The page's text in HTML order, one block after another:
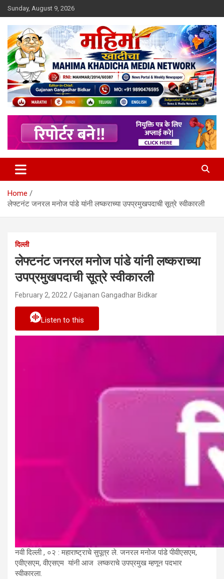
Skip
to
content
Sunday, August 9, 2026
Mahimakhadicha
Home
लेफ्टनंट जनरल मनोज पांडे यांनी लष्कराच्या उपप्रमुखपदाची सूत्रे स्वीकारली
दिल्ली
लेफ्टनंट जनरल मनोज पांडे यांनी लष्कराच्या
उपप्रमुखपदाची सूत्रे स्वीकारली
February 2, 2022 Gajanan Gangadhar Bidkar
Listen to this
नवी दिल्ली , ०२ : महाराष्ट्राचे सुपूत्र ले. जनरल मनोज पांडे पीवीएसएम,
एवीएसएम, वीएसएम यांनी आज लष्कराचे उपप्रमुख म्हणून पदभार
स्वीकारला.